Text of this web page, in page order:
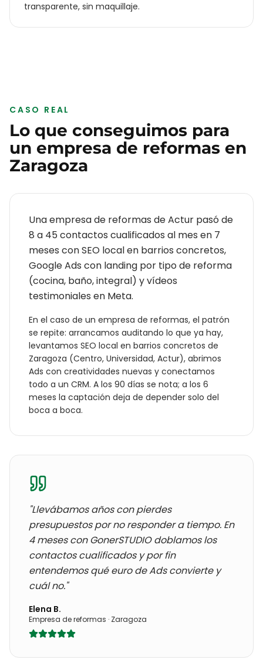
transparente, sin maquillaje.
CASO REAL
Lo que conseguimos para
un empresa de reformas en
Zaragoza
Una empresa de reformas de Actur pasó de
8 a 45 contactos cualificados al mes en 7
meses con SEO local en barrios concretos,
Google Ads con landing por tipo de reforma
(cocina, baño, integral) y vídeos
testimoniales en Meta.
En el caso de un empresa de reformas, el patrón
se repite: arrancamos auditando lo que ya hay,
levantamos SEO local en barrios concretos de
Zaragoza (Centro, Universidad, Actur), abrimos
Ads con creatividades nuevas y conectamos
todo a un CRM. A los 90 días se nota; a los 6
meses la captación deja de depender solo del
boca a boca.
"Llevábamos años conpierdes
presupuestos por no responder a tiempo. En
4 meses con GonerSTUDIO doblamos los
contactos cualificados y por fin
entendemos qué euro de Ads convierte y
cuál no."
Elena B.
Empresa de reformas · Zaragoza